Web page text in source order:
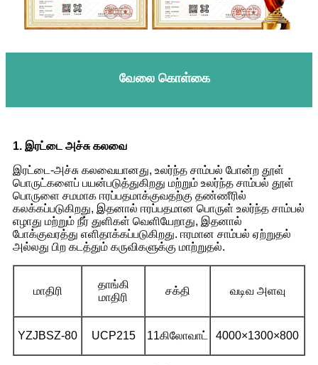
வேலை கொள்கை
1. இரட்டை அச்சு கலவை
இரட்டை-அச்சு கலவையானது, உலர்ந்த சாம்பல் போன்ற தூள்
பொருட்களைப் பயன்படுத்துகிறது மற்றும் உலர்ந்த சாம்பல் தூள்
பொருளை சமமாக ஈரப்பதமாக்குவதற்கு தண்ணீரில்
கலக்கப்படுகிறது, இதனால் ஈரப்பதமான பொருள் உலர்ந்த சாம்பல்
எழாது மற்றும் நீர் துளிகள் வெளியேறாது, இதனால்
போக்குவரத்து எளிதாக்கப்படுகிறது. ஈரமான சாம்பல் ஏற்றுதல்
அல்லது பிற கடத்தும் கருவிகளுக்கு மாற்றுதல்.
மாதிரி
தாங்கி
மாதிரி
சக்தி வடிவ அளவு
YZJBSZ-80 UCP215 11கிலோவாட் 4000×1300×800